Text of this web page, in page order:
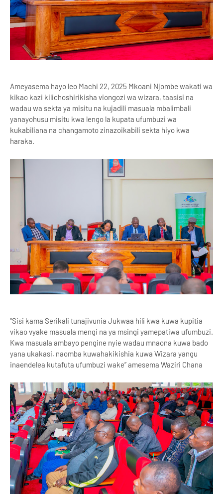
Ameyasema hayo leo Machi 22, 2025 Mkoani Njombe wakati wa
kikao kazi kilichoshirikisha viongozi wa wizara, taasisi na
wadau wa sekta ya misitu na kujadili masuala mbalimbali
yanayohusu misitu kwa lengo la kupata ufumbuzi wa
kukabiliana na changamoto zinazoikabili sekta hiyo kwa
haraka.
“Sisi kama Serikali tunajivunia Jukwaa hili kwa kuwa kupitia
vikao vyake masuala mengi na ya msingi yamepatiwa ufumbuzi.
Kwa masuala ambayo pengine nyie wadau mnaona kuwa bado
yana ukakasi, naomba kuwahakikishia kuwa Wizara yangu
inaendelea kutafuta ufumbuzi wake” amesema Waziri Chana